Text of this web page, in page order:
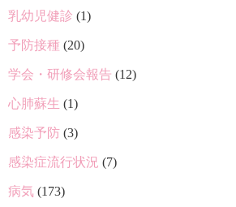
乳幼児健診 (1)
予防接種 (20)
学会・研修会報告 (12)
心肺蘇生 (1)
感染予防 (3)
感染症流行状況 (7)
病気 (173)